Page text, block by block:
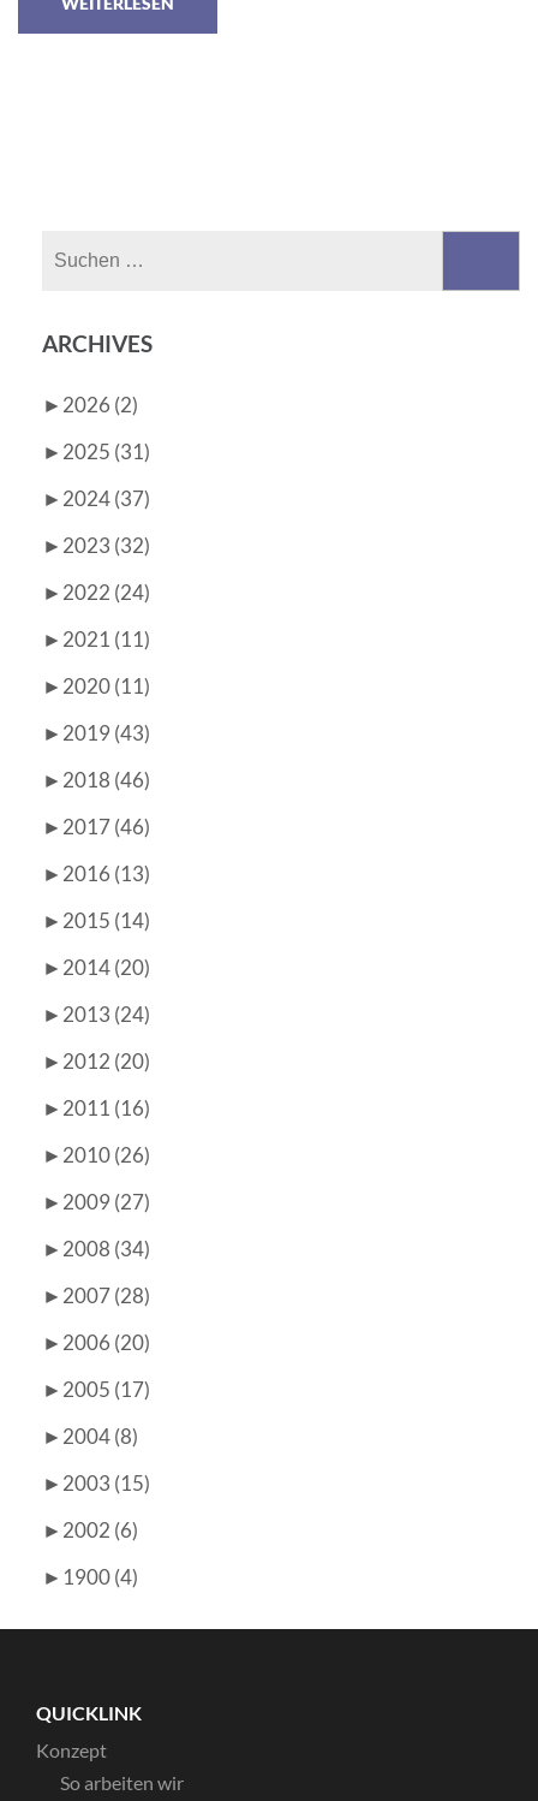
ARCHIVES
► 2026 (2)
► 2025 (31)
► 2024 (37)
► 2023 (32)
► 2022 (24)
► 2021 (11)
► 2020 (11)
► 2019 (43)
► 2018 (46)
► 2017 (46)
► 2016 (13)
► 2015 (14)
► 2014 (20)
► 2013 (24)
► 2012 (20)
► 2011 (16)
► 2010 (26)
► 2009 (27)
► 2008 (34)
► 2007 (28)
► 2006 (20)
► 2005 (17)
► 2004 (8)
► 2003 (15)
► 2002 (6)
► 1900 (4)
QUICKLINK
Konzept
So arbeiten wir